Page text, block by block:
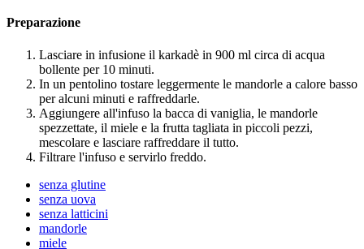
Preparazione
Lasciare in infusione il karkadè in 900 ml circa di acqua
bollente per 10 minuti.
In un pentolino tostare leggermente le mandorle a calore basso
per alcuni minuti e raffreddarle.
Aggiungere all'infuso la bacca di vaniglia, le mandorle
spezzettate, il miele e la frutta tagliata in piccoli pezzi,
mescolare e lasciare raffreddare il tutto.
Filtrare l'infuso e servirlo freddo.
senza glutine
senza uova
senza latticini
mandorle
miele